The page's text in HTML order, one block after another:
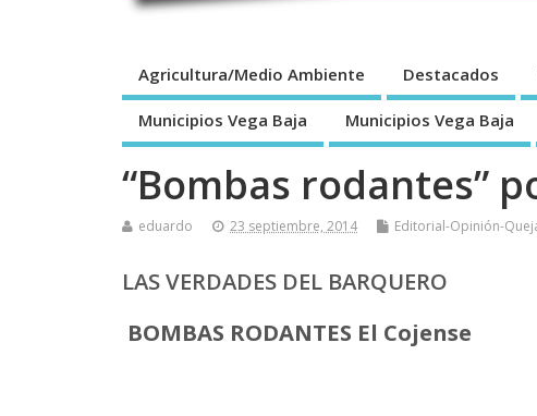
Agricultura/Medio Ambiente Destacados
Municipios Vega Baja Municipios Vega Baja
“Bombas rodantes”
eduardo 23 septiembre, 2014 Editorial-Opinión-
LAS VERDADES DEL BARQUERO
BOMBAS RODANTES El Cojense